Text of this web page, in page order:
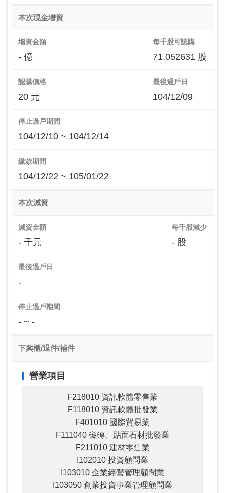
本次現金增資
增資金額
- 億
每千股可認購
71.052631 股
認購價格
20 元
最後過戶日
104/12/09
停止過戶期間
104/12/10 ~ 104/12/14
繳款期間
104/12/22 ~ 105/01/22
本次減資
減資金額
- 千元
每千股減少
- 股
最後過戶日
-
停止過戶期間
- ~ -
下興櫃/退件/補件
營業項目
F218010 資訊軟體零售業
F118010 資訊軟體批發業
F401010 國際貿易業
F111040 磁磚、貼面石材批發業
F211010 建材零售業
I102010 投資顧問業
I103010 企業經營管理顧問業
I103050 創業投資事業管理顧問業